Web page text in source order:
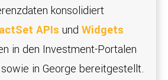
konsolidiert
APIs und Widgets
in den Investment-Portalen
in George bereitgestellt.